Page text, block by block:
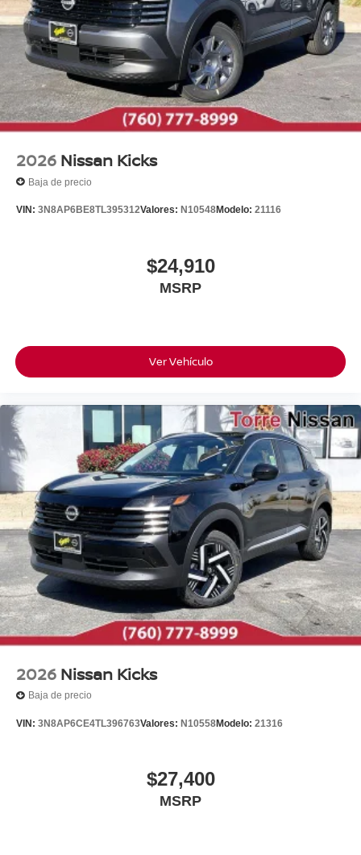
2026 Nissan Kicks
Baja de precio
VIN: 3N8AP6BE8TL395312Valores: N10548Modelo: 21116
$24,910
MSRP
Ver Vehículo
2026 Nissan Kicks
Baja de precio
VIN: 3N8AP6CE4TL396763Valores: N10558Modelo: 21316
$27,400
MSRP